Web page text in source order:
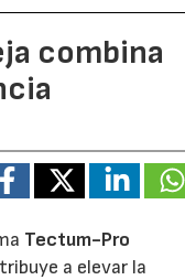
combina
Tectum-Pro
a elevar la